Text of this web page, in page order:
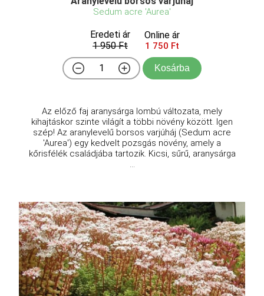
Sedum acre 'Aurea'
Eredeti ár
1 950 Ft
Online ár
1 750 Ft
Kosárba
Az előző faj aranysárga lombú változata, mely
kihajtáskor szinte világít a többi növény között. Igen
szép! Az aranylevelű borsos varjúháj (Sedum acre
'Aurea') egy kedvelt pozsgás növény, amely a
kőrisfélék családjába tartozik. Kicsi, sűrű, aranysárga
...